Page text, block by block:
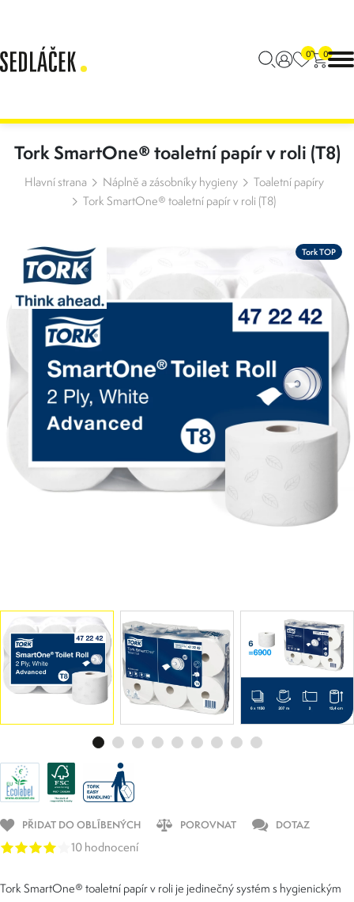
0 0
Tork SmartOne® toaletní papír v roli (T8)
Hlavní strana Náplně a zásobníky hygieny
Toaletní papíry
Tork SmartOne® toaletní papír v roli (T8)
Tork TOP
PŘIDAT DO OBLÍBENÝCH POROVNAT DOTAZ
10 hodnocení
Tork SmartOne® toaletní papír v roli je jedinečný systém s hygienickým